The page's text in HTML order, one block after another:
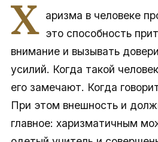
Х
аризма в человеке
это способность
внимание и вызывать
усилий. Когда такой
его замечают. Когда
При этом внешность и
главное: харизматичным